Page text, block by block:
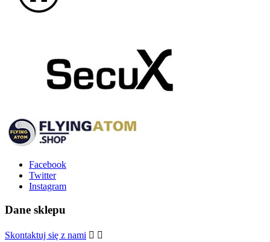
Facebook
Twitter
Instagram
Dane sklepu
Skontaktuj się z nami  